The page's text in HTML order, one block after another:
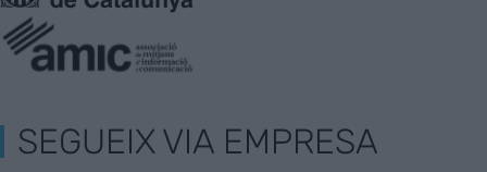
SEGUEIX VIA EMPRESA